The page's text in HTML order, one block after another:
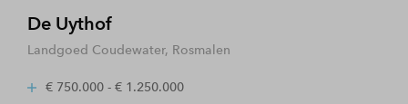
De Uythof
Landgoed Coudewater, Rosmalen
€ 750.000 - € 1.250.000